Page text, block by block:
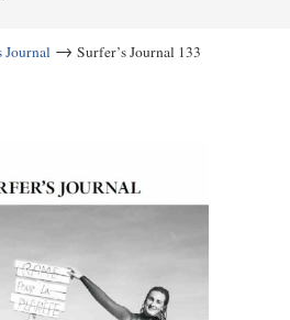
Journal → Surfer’s Journal 133